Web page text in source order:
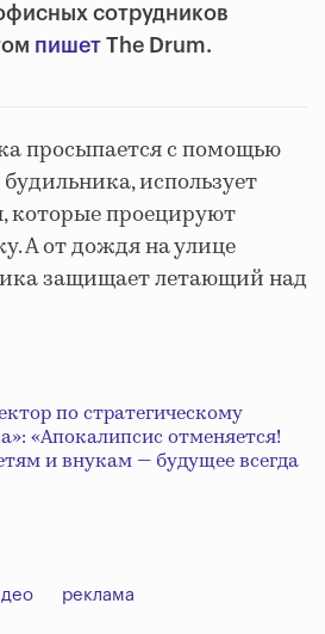
сотрудников
пишет The Drum.
просыпается с помощью
использует
которые проецируют
А от дождя на улице
защищает летающий над
по стратегическому
«Апокалипсис отменяется!
и внукам — будущее всегда
реклама